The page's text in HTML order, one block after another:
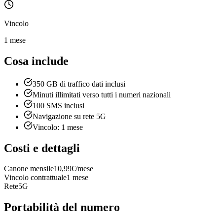
Vincolo
1 mese
Cosa include
350 GB di traffico dati inclusi
Minuti illimitati verso tutti i numeri nazionali
100 SMS inclusi
Navigazione su rete 5G
Vincolo: 1 mese
Costi e dettagli
Canone mensile10,99€/mese
Vincolo contrattuale1 mese
Rete5G
Portabilità del numero